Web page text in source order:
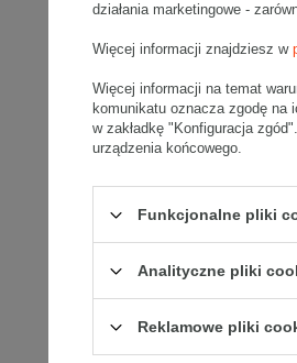
działania marketingowe -
Więcej informacji znajdziesz w
Więcej informacji na temat
komunikatu oznacza zgodę na
w zakładkę "Konfiguracja
urządzenia końcowego.
Funkcjonalne pliki
Analityczne pliki
Reklamowe pliki